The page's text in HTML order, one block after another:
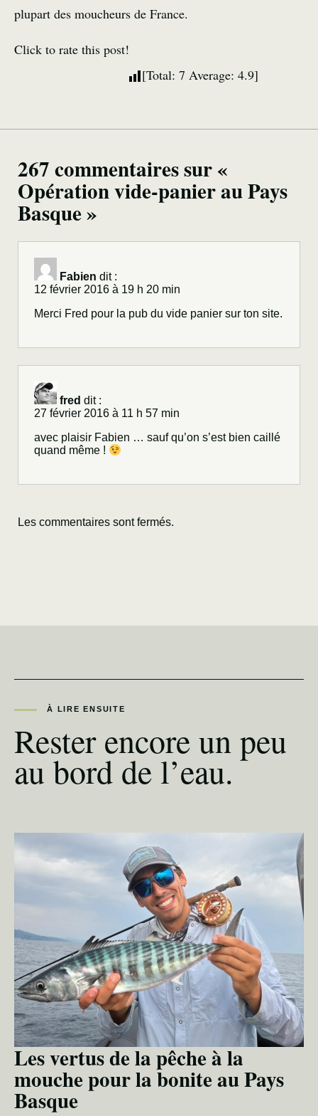
plupart des moucheurs de France.
Click to rate this post!
[Total: 7 Average: 4.9]
267 commentaires sur «
Opération vide-panier au Pays
Basque »
Fabien dit :
12 février 2016 à 19 h 20 min
Merci Fred pour la pub du vide panier sur ton site.
fred dit :
27 février 2016 à 11 h 57 min
avec plaisir Fabien … sauf qu’on s’est bien caillé
quand même !
Les commentaires sont fermés.
À LIRE ENSUITE
Rester encore un peu
au bord de l’eau.
Les vertus de la pêche à la
mouche pour la bonite au Pays
Basque